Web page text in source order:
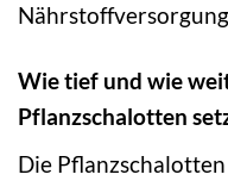
Wie tief und wie
Pflanzschalotten
Die